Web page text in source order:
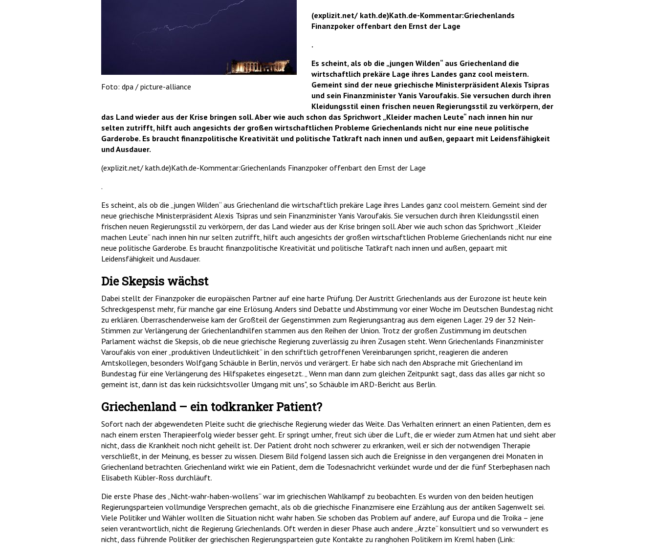
Foto: dpa / picture-alliance
(explizit.net/ kath.de)Kath.de-Kommentar:Griechenlands
Finanzpoker offenbart den Ernst der Lage
.
Es scheint, als ob die „jungen Wilden“ aus Griechenland die
wirtschaftlich prekäre Lage ihres Landes ganz cool meistern.
Gemeint sind der neue griechische Ministerpräsident Alexis Tsipras
und sein Finanzminister Yanis Varoufakis. Sie versuchen durch ihren
Kleidungsstil einen frischen neuen Regierungsstil zu verkörpern, der
das Land wieder aus der Krise bringen soll. Aber wie auch schon das Sprichwort „Kleider machen Leute“ nach innen hin nur
selten zutrifft, hilft auch angesichts der großen wirtschaftlichen Probleme Griechenlands nicht nur eine neue politische
Garderobe. Es braucht finanzpolitische Kreativität und politische Tatkraft nach innen und außen, gepaart mit Leidensfähigkeit
und Ausdauer.
(explizit.net/ kath.de)Kath.de-Kommentar:Griechenlands Finanzpoker offenbart den Ernst der Lage
.
Es scheint, als ob die „jungen Wilden“ aus Griechenland die wirtschaftlich prekäre Lage ihres Landes ganz cool meistern. Gemeint sind der
neue griechische Ministerpräsident Alexis Tsipras und sein Finanzminister Yanis Varoufakis. Sie versuchen durch ihren Kleidungsstil einen
frischen neuen Regierungsstil zu verkörpern, der das Land wieder aus der Krise bringen soll. Aber wie auch schon das Sprichwort „Kleider
machen Leute“ nach innen hin nur selten zutrifft, hilft auch angesichts der großen wirtschaftlichen Probleme Griechenlands nicht nur eine
neue politische Garderobe. Es braucht finanzpolitische Kreativität und politische Tatkraft nach innen und außen, gepaart mit
Leidensfähigkeit und Ausdauer.
Die Skepsis wächst
Dabei stellt der Finanzpoker die europäischen Partner auf eine harte Prüfung. Der Austritt Griechenlands aus der Eurozone ist heute kein
Schreckgespenst mehr, für manche gar eine Erlösung. Anders sind Debatte und Abstimmung vor einer Woche im Deutschen Bundestag nicht
zu erklären. Überraschenderweise kam der Großteil der Gegenstimmen zum Regierungsantrag aus dem eigenen Lager. 29 der 32 Nein-
Stimmen zur Verlängerung der Griechenlandhilfen stammen aus den Reihen der Union. Trotz der großen Zustimmung im deutschen
Parlament wächst die Skepsis, ob die neue griechische Regierung zuverlässig zu ihren Zusagen steht. Wenn Griechenlands Finanzminister
Varoufakis von einer „produktiven Undeutlichkeit“ in den schriftlich getroffenen Vereinbarungen spricht, reagieren die anderen
Amtskollegen, besonders Wolfgang Schäuble in Berlin, nervös und verärgert. Er habe sich nach den Absprache mit Griechenland im
Bundestag für eine Verlängerung des Hilfspaketes eingesetzt. „ Wenn man dann zum gleichen Zeitpunkt sagt, dass das alles gar nicht so
gemeint ist, dann ist das kein rücksichtsvoller Umgang mit uns", so Schäuble im ARD-Bericht aus Berlin.
Griechenland – ein todkranker Patient?
Sofort nach der abgewendeten Pleite sucht die griechische Regierung wieder das Weite. Das Verhalten erinnert an einen Patienten, dem es
nach einem ersten Therapieerfolg wieder besser geht. Er springt umher, freut sich über die Luft, die er wieder zum Atmen hat und sieht aber
nicht, dass die Krankheit noch nicht geheilt ist. Der Patient droht noch schwerer zu erkranken, weil er sich der notwendigen Therapie
verschließt, in der Meinung, es besser zu wissen. Diesem Bild folgend lassen sich auch die Ereignisse in den vergangenen drei Monaten in
Griechenland betrachten. Griechenland wirkt wie ein Patient, dem die Todesnachricht verkündet wurde und der die fünf Sterbephasen nach
Elisabeth Kübler-Ross durchläuft.
Die erste Phase des „Nicht-wahr-haben-wollens“ war im griechischen Wahlkampf zu beobachten. Es wurden von den beiden heutigen
Regierungsparteien vollmundige Versprechen gemacht, als ob die griechische Finanzmisere eine Erzählung aus der antiken Sagenwelt sei.
Viele Politiker und Wähler wollten die Situation nicht wahr haben. Sie schoben das Problem auf andere, auf Europa und die Troika – jene
seien verantwortlich, nicht die Regierung Griechenlands. Oft werden in dieser Phase auch andere „Ärzte“ konsultiert und so verwundert es
nicht, dass führende Politiker der griechischen Regierungsparteien gute Kontakte zu ranghohen Politikern im Kreml haben (Link: